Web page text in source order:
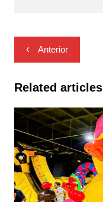
Navegación
de
entradas
Anterior
Related articles